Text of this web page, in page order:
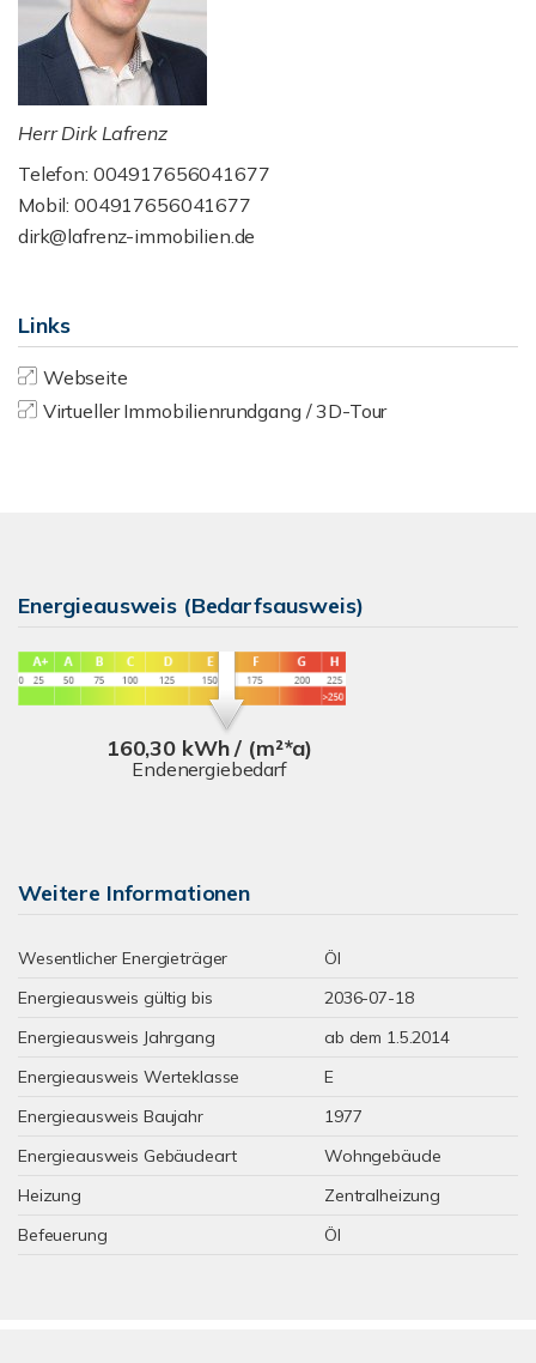
Herr Dirk Lafrenz
Telefon: 004917656041677
Mobil: 004917656041677
dirk@lafrenz-immobilien.de
Links
Webseite
Virtueller Immobilienrundgang / 3D-Tour
Energieausweis (Bedarfsausweis)
160,30 kWh / (m²*a)
Endenergiebedarf
Weitere Informationen
Wesentlicher Energieträger
Öl
Energieausweis gültig bis
2036-07-18
Energieausweis Jahrgang
ab dem 1.5.2014
Energieausweis Werteklasse
E
Energieausweis Baujahr
1977
Energieausweis Gebäudeart
Wohngebäude
Heizung
Zentralheizung
Befeuerung
Öl